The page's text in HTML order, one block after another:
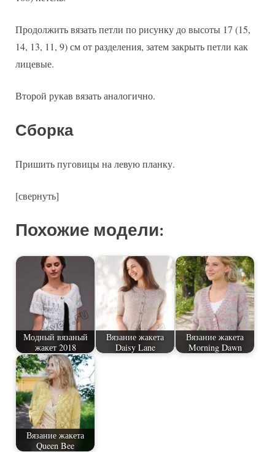
Продолжить вязать петли по рисунку до высоты 17 (15,
14, 13, 11, 9) см от разделения, затем закрыть петли как
лицевые.
Второй рукав вязать аналогично.
Сборка
Пришить пуговицы на левую планку.
[свернуть]
Похожие модели:
Модный вязаный
жакет 2018
Вязание жакета
Daisy Lane
Вязание жакета
Morning Dawn
Вязание жакета
Queen Bee